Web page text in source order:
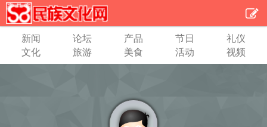
新闻 论坛 产品 节日
礼仪
文化
旅游 美食 活动 视频